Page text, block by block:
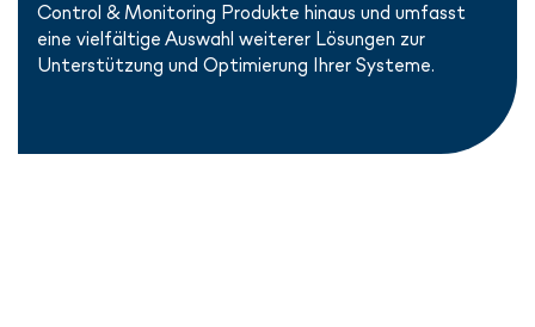
Control & Monitoring Produkte hinaus und umfasst
eine vielfältige Auswahl weiterer Lösungen zur
Unterstützung und Optimierung Ihrer Systeme.